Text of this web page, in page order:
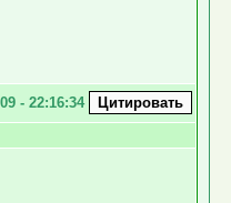
- 22:16:34